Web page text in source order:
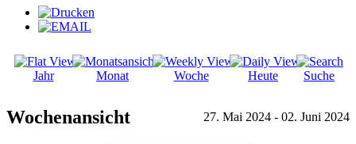
Jahr Monat Woche Heute Suche
Wochenansicht 27. Mai 2024 - 02. Juni 2024